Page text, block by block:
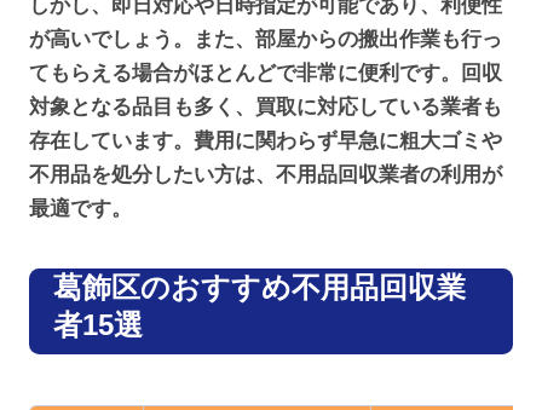
しかし、即日対応や日時指定が可能であり、利便性
が高いでしょう。また、部屋からの搬出作業も行っ
てもらえる場合がほとんどで非常に便利です。回収
対象となる品目も多く、買取に対応している業者も
存在しています。費用に関わらず早急に粗大ゴミや
不用品を処分したい方は、不用品回収業者の利用が
最適です。
葛飾区のおすすめ不用品回収業
者15選